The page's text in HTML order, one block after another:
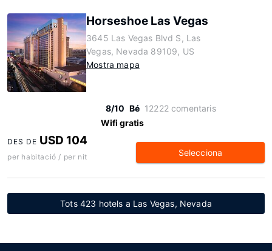
Horseshoe Las Vegas
3645 Las Vegas Blvd S, Las
Vegas, Nevada 89109, US
Mostra mapa
8/10 Bé 12222 comentaris
Wifi gratis
DES DE USD 104
per habitació / per nit Selecciona
Tots 423 hotels a Las Vegas, Nevada